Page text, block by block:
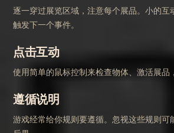
逐一穿过展览区域，注意每个展品。小的互
触发下一个事件。
点击互动
使用简单的鼠标控制来检查物体、激活展品
遵循说明
游戏经常给你规则要遵循。忽视这些规则可